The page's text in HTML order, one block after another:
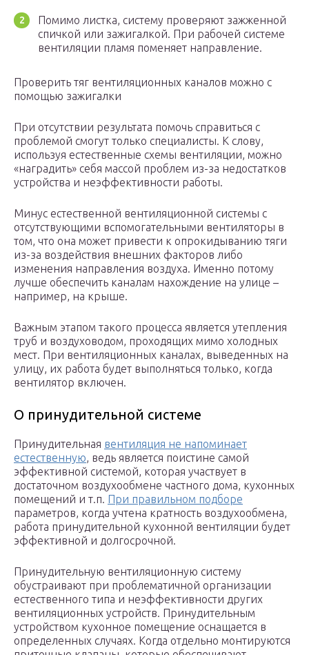
Помимо листка, систему проверяют зажженной
спичкой или зажигалкой. При рабочей системе
вентиляции пламя поменяет направление.
Проверить тяг вентиляционных каналов можно с
помощью зажигалки
При отсутствии результата помочь справиться с
проблемой смогут только специалисты. К слову,
используя естественные схемы вентиляции, можно
«наградить» себя массой проблем из-за недостатков
устройства и неэффективности работы.
Минус естественной вентиляционной системы с
отсутствующими вспомогательными вентиляторы в
том, что она может привести к опрокидыванию тяги
из-за воздействия внешних факторов либо
изменения направления воздуха. Именно потому
лучше обеспечить каналам нахождение на улице –
например, на крыше.
Важным этапом такого процесса является утепления
труб и воздуховодом, проходящих мимо холодных
мест. При вентиляционных каналах, выведенных на
улицу, их работа будет выполняться только, когда
вентилятор включен.
О принудительной системе
Принудительная вентиляция не напоминает
естественную, ведь является поистине самой
эффективной системой, которая участвует в
достаточном воздухообмене частного дома, кухонных
помещений и т.п. При правильном подборе
параметров, когда учтена кратность воздухообмена,
работа принудительной кухонной вентиляции будет
эффективной и долгосрочной.
Принудительную вентиляционную систему
обустраивают при проблематичной организации
естественного типа и неэффективности других
вентиляционных устройств. Принудительным
устройством кухонное помещение оснащается в
определенных случаях. Когда отдельно монтируются